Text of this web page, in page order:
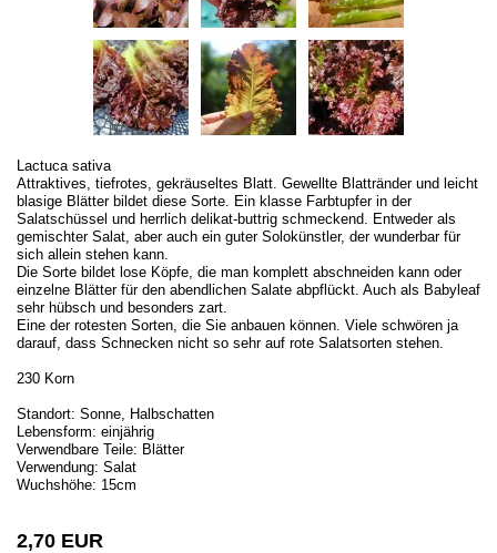
Lactuca sativa
Attraktives, tiefrotes, gekräuseltes Blatt. Gewellte Blattränder und leicht
blasige Blätter bildet diese Sorte. Ein klasse Farbtupfer in der
Salatschüssel und herrlich delikat-buttrig schmeckend. Entweder als
gemischter Salat, aber auch ein guter Solokünstler, der wunderbar für
sich allein stehen kann.
Die Sorte bildet lose Köpfe, die man komplett abschneiden kann oder
einzelne Blätter für den abendlichen Salate abpflückt. Auch als Babyleaf
sehr hübsch und besonders zart.
Eine der rotesten Sorten, die Sie anbauen können. Viele schwören ja
darauf, dass Schnecken nicht so sehr auf rote Salatsorten stehen.
230 Korn
Standort: Sonne, Halbschatten
Lebensform: einjährig
Verwendbare Teile: Blätter
Verwendung: Salat
Wuchshöhe: 15cm
2,70 EUR